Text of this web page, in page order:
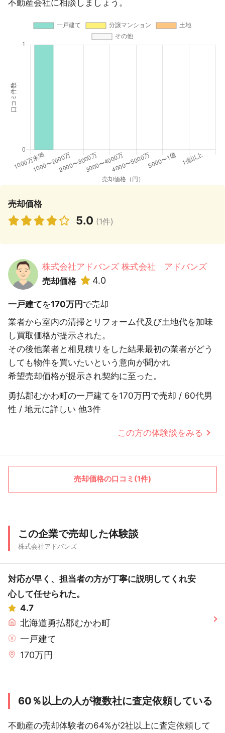
不動産会社に相談しましょう。
売却価格
5.0 (1件)
株式会社アドバンズ 株式会社 アドバンズ
売却価格
4.0
一戸建てを170万円で売却
業者から室内の清掃とリフォーム代及び土地代を加味
し買取価格が提示された。
その後他業者と相見積リをした結果最初の業者がどう
しても物件を買いたいという意向が聞かれ
希望売却価格が提示され契約に至った。
勇払郡むかわ町の一戸建てを170万円で売却 / 60代男
性 / 地元に詳しい 他3件
この方の体験談をみる
売却価格の口コミ(1件)
この企業で売却した体験談
株式会社アドバンズ
対応が早く、担当者の方が丁寧に説明してくれ安
心して任せられた。
4.7
北海道勇払郡むかわ町
一戸建て
170万円
60％以上の人が複数社に査定依頼している
不動産の売却体験者の64%が2社以上に査定依頼して